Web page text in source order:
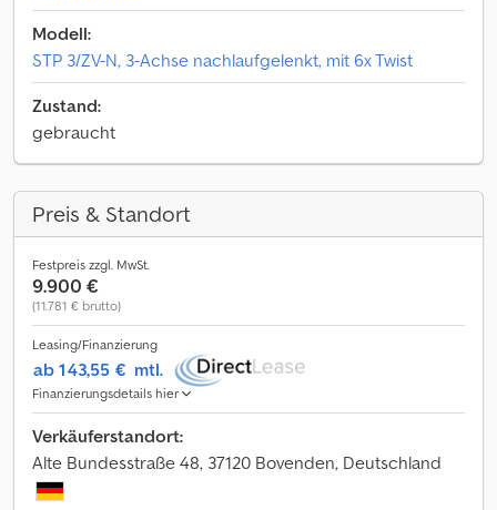
Modell:
STP 3/ZV-N, 3-Achse nachlaufgelenkt, mit 6x Twist
Zustand:
gebraucht
Preis & Standort
Festpreis zzgl. MwSt.
9.900 €
(11.781 € brutto)
Leasing/Finanzierung
ab 143,55 € mtl.
Finanzierungsdetails hier
Verkäuferstandort:
Alte Bundesstraße 48, 37120 Bovenden, Deutschland